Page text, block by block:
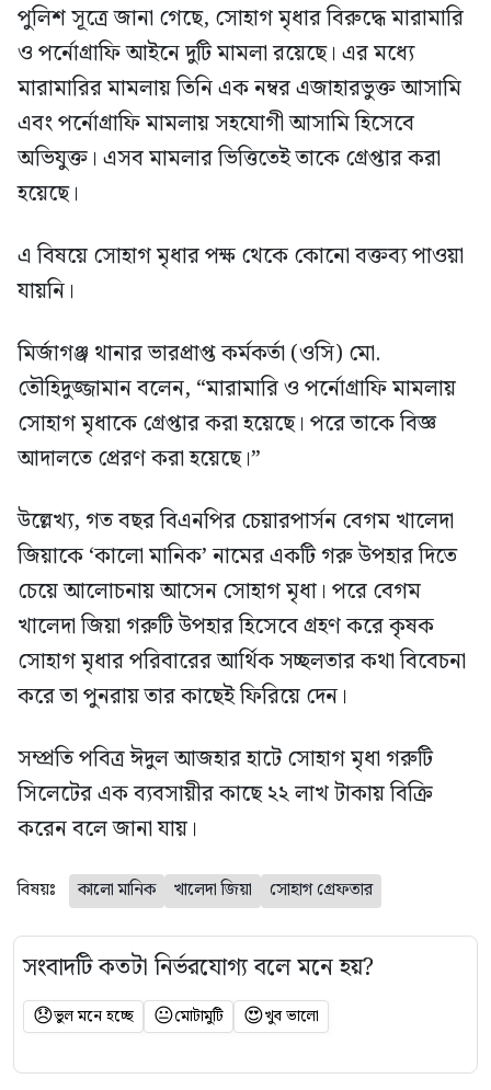
পুলিশ সূত্রে জানা গেছে, সোহাগ মৃধার বিরুদ্ধে মারামারি
ও পর্নোগ্রাফি আইনে দুটি মামলা রয়েছে। এর মধ্যে
মারামারির মামলায় তিনি এক নম্বর এজাহারভুক্ত আসামি
এবং পর্নোগ্রাফি মামলায় সহযোগী আসামি হিসেবে
অভিযুক্ত। এসব মামলার ভিত্তিতেই তাকে গ্রেপ্তার করা
হয়েছে।
এ বিষয়ে সোহাগ মৃধার পক্ষ থেকে কোনো বক্তব্য পাওয়া
যায়নি।
মির্জাগঞ্জ থানার ভারপ্রাপ্ত কর্মকর্তা (ওসি) মো.
তৌহিদুজ্জামান বলেন, “মারামারি ও পর্নোগ্রাফি মামলায়
সোহাগ মৃধাকে গ্রেপ্তার করা হয়েছে। পরে তাকে বিজ্ঞ
আদালতে প্রেরণ করা হয়েছে।”
উল্লেখ্য, গত বছর বিএনপির চেয়ারপার্সন বেগম খালেদা
জিয়াকে ‘কালো মানিক’ নামের একটি গরু উপহার দিতে
চেয়ে আলোচনায় আসেন সোহাগ মৃধা। পরে বেগম
খালেদা জিয়া গরুটি উপহার হিসেবে গ্রহণ করে কৃষক
সোহাগ মৃধার পরিবারের আর্থিক সচ্ছলতার কথা বিবেচনা
করে তা পুনরায় তার কাছেই ফিরিয়ে দেন।
সম্প্রতি পবিত্র ঈদুল আজহার হাটে সোহাগ মৃধা গরুটি
সিলেটের এক ব্যবসায়ীর কাছে ২২ লাখ টাকায় বিক্রি
করেন বলে জানা যায়।
বিষয়ঃ কালো মানিক খালেদা জিয়া সোহাগ গ্রেফতার
সংবাদটি কতটা নির্ভরযোগ্য বলে মনে হয়?
😞ভুল মনে হচ্ছে 😐মোটামুটি 😍খুব ভালো